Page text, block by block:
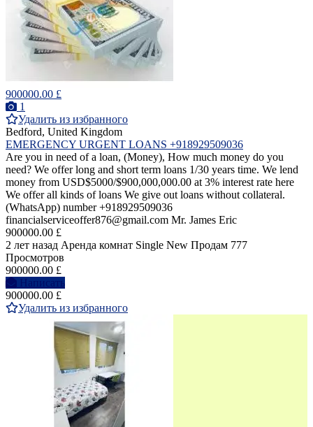
900000.00 £
1
Удалить из избранного
Bedford, United Kingdom
EMERGENCY URGENT LOANS +918929509036
Are you in need of a loan, (Money), How much money do you
need? We offer long and short term loans 1/30 years time. We lend
money from USD$5000/$900,000,000.00 at 3% interest rate here
We offer all kinds of loans We give out loans without collateral.
(WhatsApp) number +918929509036
financialserviceoffer876@gmail.com Mr. James Eric
900000.00 £
2 лет назад Аренда комнат Single New Продам 777
Просмотров
900000.00 £
Написать
900000.00 £
Удалить из избранного